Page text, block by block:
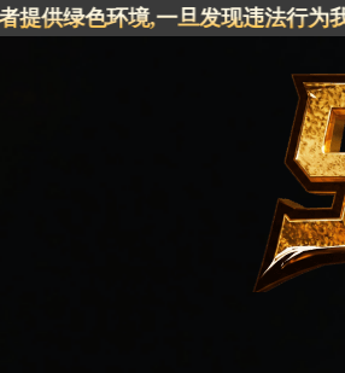
色环境,一旦发现违法行为我们